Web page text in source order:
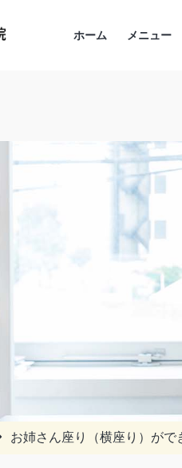
ホーム メニュー
お姉さん座り（横座り）が